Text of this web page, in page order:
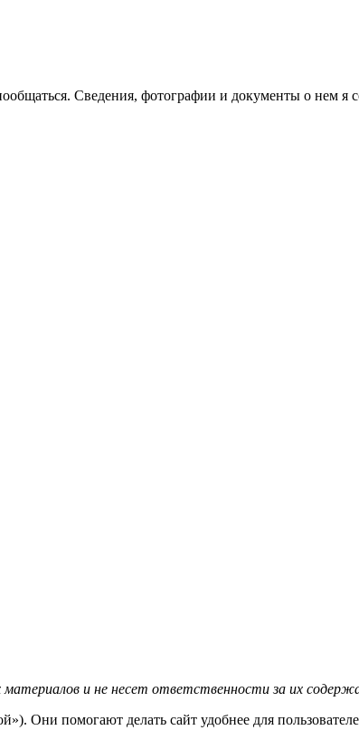
Сведения, фотографии и документы о нем я
материалов и не несет ответственности за их
Они помогают делать сайт удобнее для